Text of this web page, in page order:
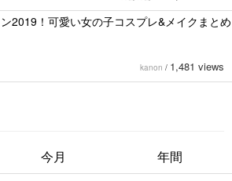
2019！可愛い女の子コスプレ&メイクまとめ
kanon / 1,481 views
今月 年間